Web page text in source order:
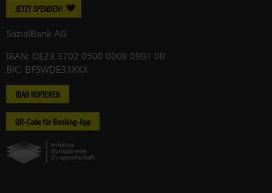
JETZT SPENDEN!
SozialBank AG
IBAN: DE23 3702 0500 0008 0901 00
BIC: BFSWDE33XXX
IBAN KOPIEREN
QR-Code für Banking-App